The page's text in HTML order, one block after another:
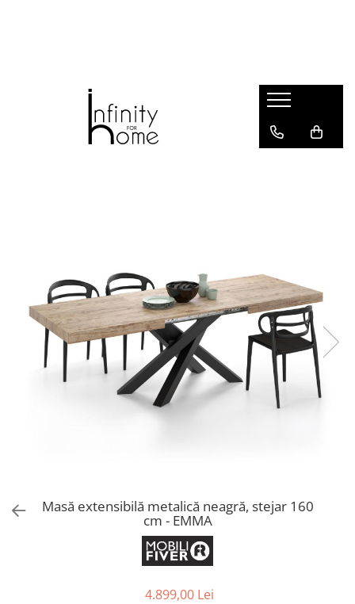
Biblioteci și rafturi
Masute auxiliare
Mobila dormitor
Comode dormitor
Covoare dormitor
Console dormitor
Fotolii dormitor
Mese
Masă extensibilă metalică neagră, stejar 160
cm - EMMA
4.899,00 Lei